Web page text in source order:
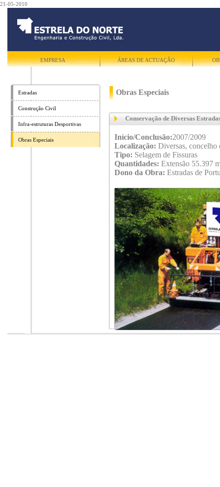
21-05-2010
EMPRESA ÁREAS DE ACTUAÇÃO
Estradas
Construção Civil
Infra-estruturas Desportivas
Obras Especiais
Obras Especiais
Conservação de Diversas
Início/Conclusão:2007/2009
Localização: Diversas, concelho
Tipo: Selagem de Fissuras
Quantidades: Extensão 55.397
Dono da Obra: Estradas de